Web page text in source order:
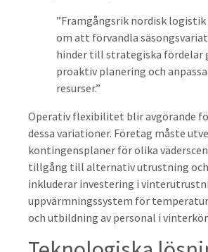
”Framgångsrik nordisk
om att förvandla
hinder till strategiska fördelar
proaktiv planering och
resurser.”
Operativ flexibilitet blir avgörande
dessa variationer. Företag måste
kontingensplaner för olika
tillgång till alternativ utrustning
inkluderar investering i
uppvärmningssystem för
och utbildning av personal i